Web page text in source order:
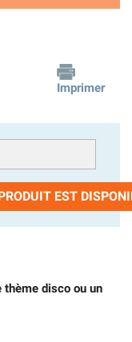
Imprimer
EST
thème disco ou un